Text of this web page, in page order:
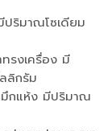
ปริมาณโซเดียม
รงเครื่อง มี
ลิกรัม
มึกแห้ง มีปริมาณ